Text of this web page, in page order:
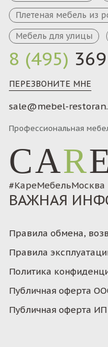
8 (495)
ПЕРЕЗВОНИТЕ МНЕ
sale@mebel-
Профессиональная
CAR
#КареМебельМосква
Плетеная мебель из
Мебель для улицы
ВАЖНАЯ
Правила обмена,
Правила
Политика
Публичная оферта
Публичная оферта